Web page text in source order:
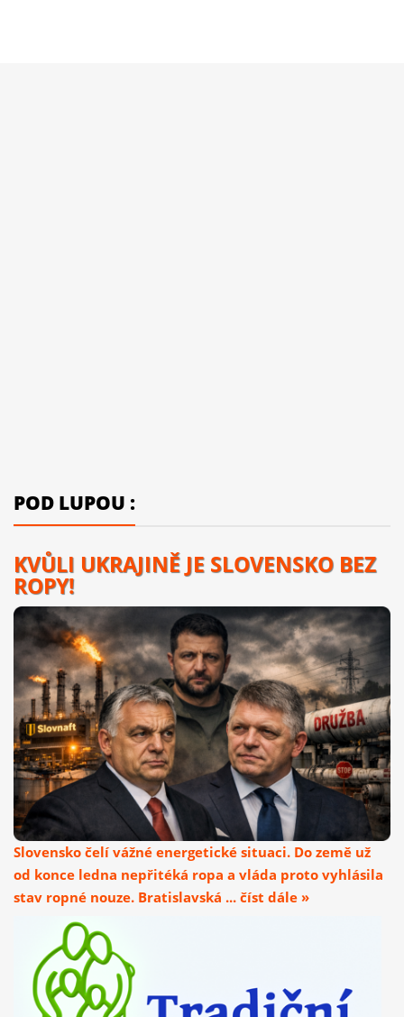
POD LUPOU :
KVŮLI UKRAJINĚ JE SLOVENSKO BEZ
ROPY!
Slovensko čelí vážné energetické situaci. Do země už
od konce ledna nepřitéká ropa a vláda proto vyhlásila
stav ropné nouze. Bratislavská ... číst dále »